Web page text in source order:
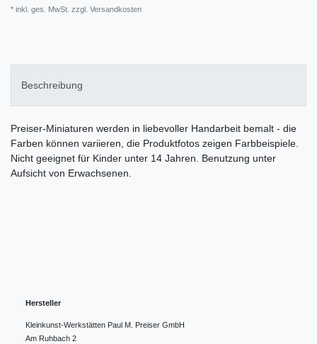
* inkl. ges. MwSt. zzgl. Versandkosten
Beschreibung
Preiser-Miniaturen werden in liebevoller Handarbeit bemalt - die
Farben können variieren, die Produktfotos zeigen Farbbeispiele.
Nicht geeignet für Kinder unter 14 Jahren. Benutzung unter
Aufsicht von Erwachsenen.
Hersteller
Kleinkunst-Werkstätten Paul M. Preiser GmbH
Am Ruhbach 2